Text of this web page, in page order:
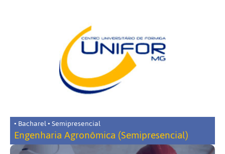
• Bacharel • Semipresencial
Engenharia Agronômica (Semipresencial)